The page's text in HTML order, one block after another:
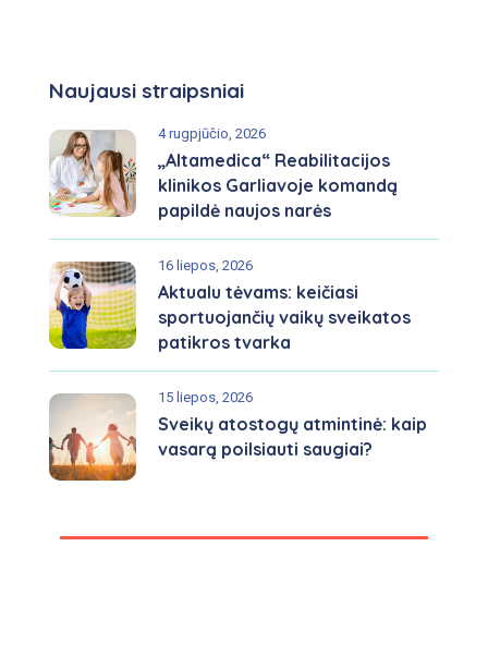
Naujausi straipsniai
4 rugpjūčio, 2026
„Altamedica“ Reabilitacijos
klinikos Garliavoje komandą
papildė naujos narės
16 liepos, 2026
Aktualu tėvams: keičiasi
sportuojančių vaikų sveikatos
patikros tvarka
15 liepos, 2026
Sveikų atostogų atmintinė: kaip
vasarą poilsiauti saugiai?